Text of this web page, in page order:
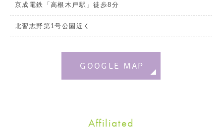
京成電鉄「高根木戸駅」徒歩8分
北習志野第1号公園近く
GOOGLE MAP
Affiliated